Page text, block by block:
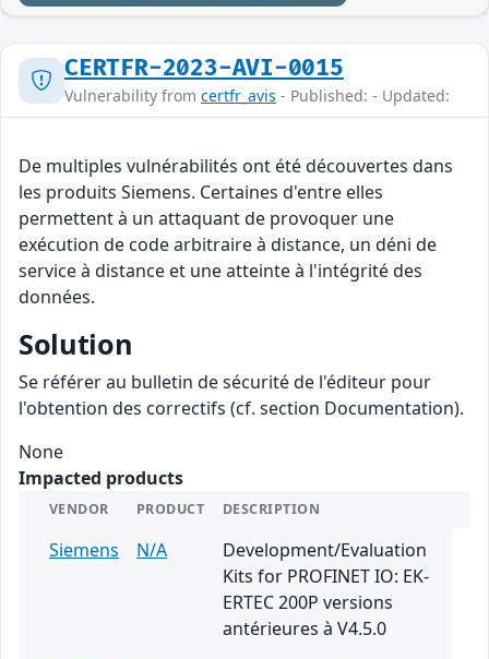
CERTFR-2023-AVI-0015
Vulnerability from certfr_avis - Published: - Updated:
De multiples vulnérabilités ont été découvertes dans
les produits Siemens. Certaines d'entre elles
permettent à un attaquant de provoquer une
exécution de code arbitraire à distance, un déni de
service à distance et une atteinte à l'intégrité des
données.
Solution
Se référer au bulletin de sécurité de l'éditeur pour
l'obtention des correctifs (cf. section Documentation).
None
Impacted products
VENDOR PRODUCT DESCRIPTION
Siemens N/A
Development/Evaluation
Kits for PROFINET IO: EK-
ERTEC 200P versions
antérieures à V4.5.0